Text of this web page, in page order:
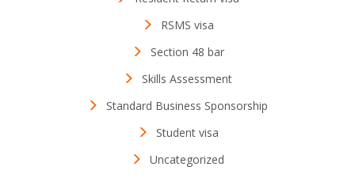
RSMS visa
Section 48 bar
Skills Assessment
Standard Business Sponsorship
Student visa
Uncategorized